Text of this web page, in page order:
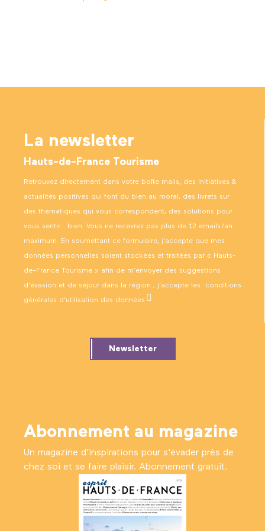
La newsletter
Hauts-de-France Tourisme
Retrouvez directement dans votre boîte mails, des initiatives &
actualités positives qui font du bien au moral, des livrets sur
des thématiques qui vous correspondent, des solutions pour
vous sentir… bien. Vous ne recevrez pas plus de 12 emails/an
maximum. En soumettant ce formulaire, j’accepte que mes
données personnelles soient stockées et traitées par « Hauts-
de-France Tourisme » afin de m’envoyer des suggestions
d’évasion et de séjour dans la région ; j’accepte les conditions
générales d’utilisation des données .
Newsletter
Abonnement au magazine
Un magazine d’inspirations pour s'évader près de
chez soi et se faire plaisir. Abonnement gratuit.